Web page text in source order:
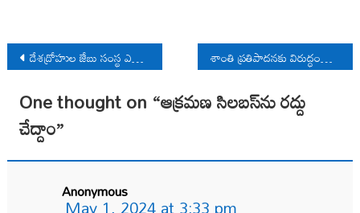
Post
navigation
దేశద్రోహుల జేబు సంస్థ ఎన్‌ఐఏ ముస్లింలను దేశద్రోహులని ఆరోపించడమా? శాంతి ప్రతిపాదనకు విరుద్ధంగా గుట్టల దిగ్బంధం
One thought on “ఆక్రమణ సిలబస్‌ను రద్దు
చేద్దాం”
Anonymous